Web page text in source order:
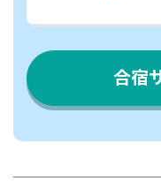
合宿